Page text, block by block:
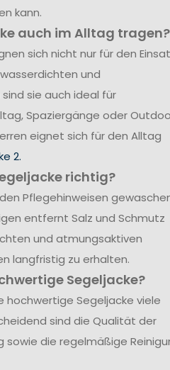
kann.
auch im Alltag tragen?
sich nicht nur für den
und
sie auch ideal für
Spaziergänge oder
eignet sich für den Alltag
2.
richtig?
Pflegehinweisen
entfernt Salz und Schmutz
und atmungsaktiven
langfristig zu erhalten.
Segeljacke?
hochwertige Segeljacke viele
sind die Qualität der
sowie die regelmäßige